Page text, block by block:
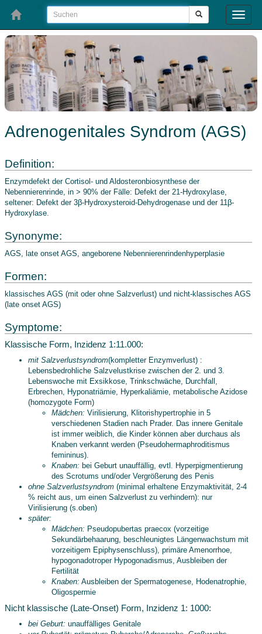
Toggle
Adrenogenitales Syndrom (AGS)
Definition:
Enzymdefekt der Cortisol- und Aldosteronbiosynthese der
Nebennierenrinde, in > 90% der Fälle: Defekt der 21-Hydroxylase,
seltener: Defekt der 3β-Hydroxysteroid-Dehydrogenase und der 11β-
Hydroxylase.
Synonyme:
AGS, late onset AGS, angeborene Nebennierenrindenhyperplasie
Formen:
klassisches AGS (mit oder ohne Salzverlust) und nicht-klassisches AGS
(late onset AGS)
Symptome:
Klassische Form, Inzidenz 1:11.000:
mit Salzverlustsyndrom(kompletter Enzymverlust) :
Lebensbedrohliche Salzvelustkrise zwischen der 2. und 3.
Lebenswoche mit Exsikkose, Trinkschwäche, Durchfall,
Erbrechen, Hyponatriämie, Hyperkaliämie, metabolische Azidose
(homozygote Form)
Mädchen: Virilisierung, Klitorishypertrophie in 5
verschiedenen Stadien nach Prader. Das innere Genitale
ist immer weiblich, die Kinder können aber durchaus als
Knaben verkannt werden (Pseudohermaphroditismus
femininus).
Knaben: bei Geburt unauffällig, evtl. Hyperpigmentierung
des Scrotums und/oder Vergrößerung des Penis
ohne Salzverlustsyndrom (minimal erhaltene Enzymaktivität, 2-4
% reicht aus, um einen Salzverlust zu verhindern): nur
Virilisierung (s.oben)
später:
Mädchen: Pseudopubertas praecox (vorzeitige
Sekundärbehaarung, beschleunigtes Längenwachstum mit
vorzeitigem Epiphysenschluss), primäre Amenorrhoe,
hypogonadotroper Hypogonadismus, Ausbleiben der
Fertilität
Knaben: Ausbleiben der Spermatogenese, Hodenatrophie,
Oligospermie
Nicht klassische (Late-Onset) Form, Inzidenz 1: 1000:
bei Geburt: unauffälliges Genitale